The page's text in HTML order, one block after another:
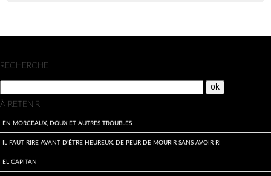
Menu
RECHERCHE
À RETENIR
En morceaux, doux et autres troubles
Il faut rire avant d’être heureux, de peur de mourir sans avoir ri
El Capitan